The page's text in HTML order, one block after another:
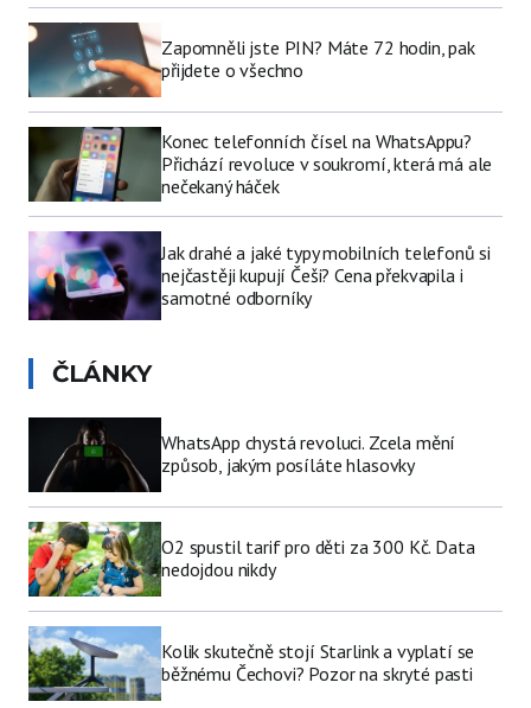
Zapomněli jste PIN? Máte 72 hodin, pak
přijdete o všechno
Konec telefonních čísel na WhatsAppu?
Přichází revoluce v soukromí, která má ale
nečekaný háček
Jak drahé a jaké typy mobilních telefonů si
nejčastěji kupují Češi? Cena překvapila i
samotné odborníky
ČLÁNKY
WhatsApp chystá revoluci. Zcela mění
způsob, jakým posíláte hlasovky
O2 spustil tarif pro děti za 300 Kč. Data
nedojdou nikdy
Kolik skutečně stojí Starlink a vyplatí se
běžnému Čechovi? Pozor na skryté pasti